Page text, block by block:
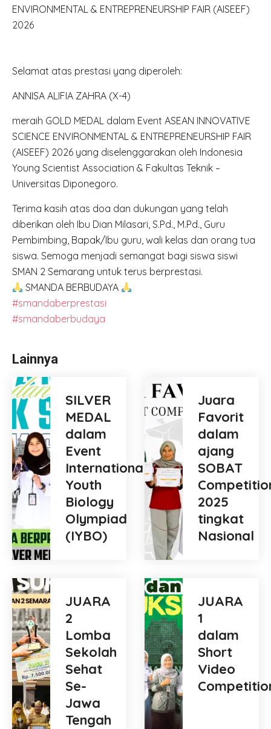
ENVIRONMENTAL & ENTREPRENEURSHIP FAIR (AISEEF)
2026
Selamat atas prestasi yang diperoleh:
ANNISA ALIFIA ZAHRA (X-4)
meraih GOLD MEDAL dalam Event ASEAN INNOVATIVE
SCIENCE ENVIRONMENTAL & ENTREPRENEURSHIP FAIR
(AISEEF) 2026 yang diselenggarakan oleh Indonesia
Young Scientist Association & Fakultas Teknik –
Universitas Diponegoro.
Terima kasih atas doa dan dukungan yang telah
diberikan oleh Ibu Dian Milasari, S.Pd., M.Pd., Guru
Pembimbing, Bapak/Ibu guru, wali kelas dan orang tua
siswa. Semoga menjadi semangat bagi siswa siswi
SMAN 2 Semarang untuk terus berprestasi.
SMANDA BERBUDAYA
#smandaberprestasi
#smandaberbudaya
Lainnya
SILVER
MEDAL
dalam
Event
International
Youth
Biology
Olympiad
(IYBO)
Juara
Favorit
dalam
ajang
SOBAT
2025
tingkat
Nasional
JUARA
2
Lomba
Sekolah
Sehat
Se-
Jawa
Tengah
JUARA
1
dalam
Short
Video